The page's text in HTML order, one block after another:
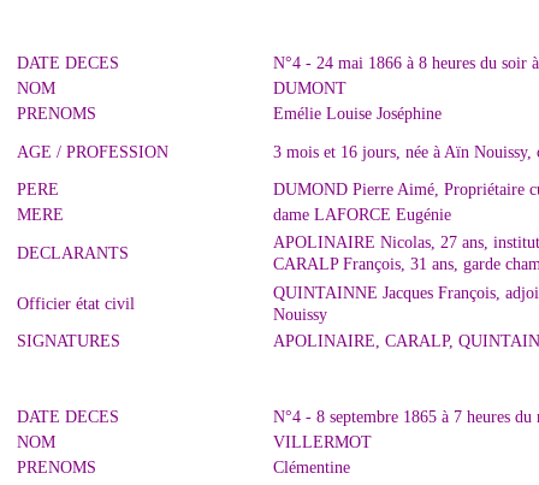
DATE DECES
N°4 - 24 mai 1866 à 8 heures du soir
NOM
DUMONT
PRENOMS
Emélie Louise Joséphine
AGE / PROFESSION 3 mois et 16 jours, née à Aïn Nouissy,
PERE
DUMOND Pierre Aimé, Propriétaire
MERE
dame LAFORCE Eugénie
DECLARANTS
APOLINAIRE Nicolas, 27 ans,
CARALP François, 31 ans, garde
Officier état civil
QUINTAINNE Jacques François,
Nouissy
SIGNATURES
APOLINAIRE, CARALP,
DATE DECES
N°4 - 8 septembre 1865 à 7 heures du
NOM
VILLERMOT
PRENOMS
Clémentine